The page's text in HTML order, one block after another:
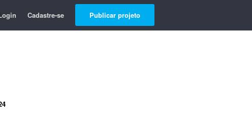
Cadastre-se Publicar projeto